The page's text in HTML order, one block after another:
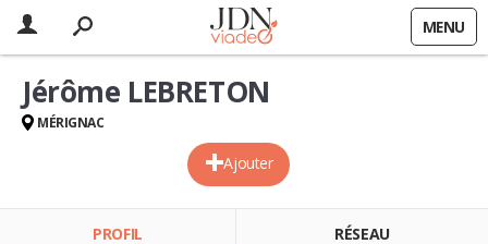
MENU
Ajouter
Jérôme LEBRETON
MÉRIGNAC
PROFIL RÉSEAU